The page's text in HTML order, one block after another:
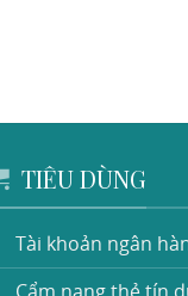
TIÊU DÙNG
Tài khoản ngân